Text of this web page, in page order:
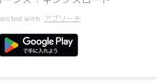
with アプリーチ